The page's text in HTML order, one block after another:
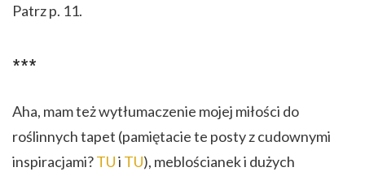
Patrz p. 11.
***
Aha, mam też wytłumaczenie mojej miłości do
roślinnych tapet (pamiętacie te posty z cudownymi
inspiracjami?TUi TU), meblościanek i dużych